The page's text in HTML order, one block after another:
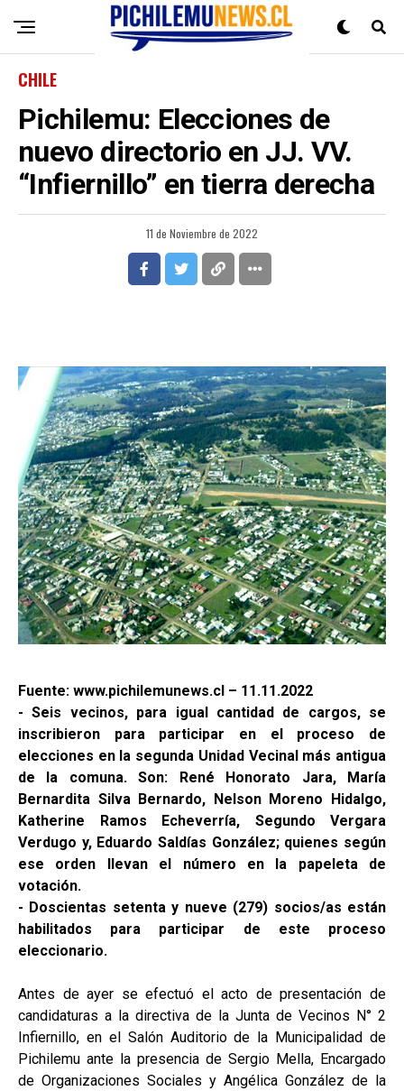
CHILE
Pichilemu: Elecciones de
nuevo directorio en JJ. VV.
“Infiernillo” en tierra derecha
11 de Noviembre de 2022
Fuente: www.pichilemunews.cl – 11.11.2022
- Seis vecinos, para igual cantidad de cargos, se
inscribieron para participar en el proceso de
elecciones en la segunda Unidad Vecinal más antigua
de la comuna. Son: René Honorato Jara, María
Bernardita Silva Bernardo, Nelson Moreno Hidalgo,
Katherine Ramos Echeverría, Segundo Vergara
Verdugo y, Eduardo Saldías González; quienes según
ese orden llevan el número en la papeleta de
votación.
- Doscientas setenta y nueve (279) socios/as están
habilitados para participar de este proceso
eleccionario.
Antes de ayer se efectuó el acto de presentación de
candidaturas a la directiva de la Junta de Vecinos N° 2
Infiernillo, en el Salón Auditorio de la Municipalidad de
Pichilemu ante la presencia de Sergio Mella, Encargado
de Organizaciones Sociales y Angélica González de la